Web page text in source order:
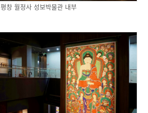
평창 월정사 성보박물관 내부